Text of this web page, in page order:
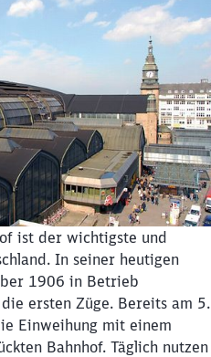
ist der wichtigste und
In seiner heutigen
1906 in Betrieb
ersten Züge. Bereits am 5.
Einweihung mit einem
Bahnhof. Täglich nutzen